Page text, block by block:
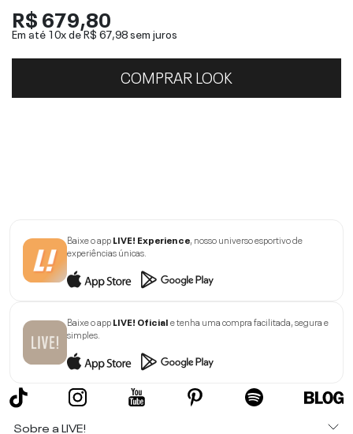
R$ 679,80
Em até 10x deR$ 67,98sem juros
COMPRAR LOOK
Baixe o appLIVE! Experience, nosso universo esportivo de
experiências únicas.
Baixe o appLIVE! Oficiale tenha uma compra facilitada, segura e
simples.
Sobre a LIVE!